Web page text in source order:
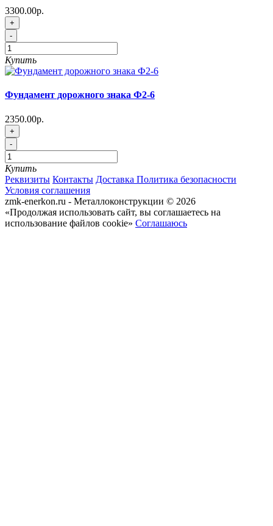
3300.00р.
+
-
Купить
Фундамент дорожного знака Ф2-6
2350.00р.
+
-
Купить
Реквизиты Контакты Доставка Политика безопасности
Условия соглашения
zmk-enerkon.ru - Металлоконструкции © 2026
«Продолжая использовать сайт, вы соглашаетесь на
использование файлов cookie» Соглашаюсь